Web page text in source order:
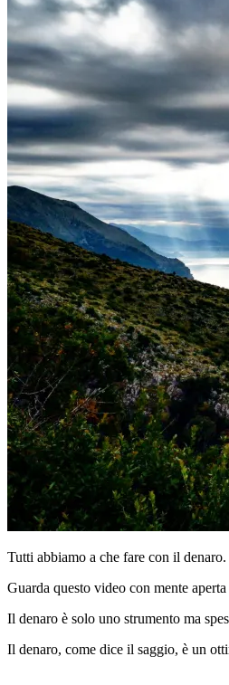
Tutti abbiamo a che fare con il
Guarda questo video con mente
Il denaro è solo uno strumento ma
Il denaro, come dice il saggio, è un